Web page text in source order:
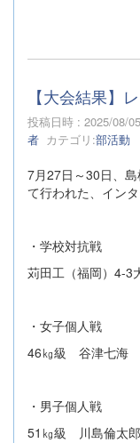
【大会結果】
投稿日時 : 2025/08/05
者 カテゴリ:部活動
7月27日～30日、
て行われた、イン
・学校対抗戦
苅田工（福岡）4-
・女子個人戦
46㎏級 谷津七
・男子個人戦
51㎏級 川島倫太